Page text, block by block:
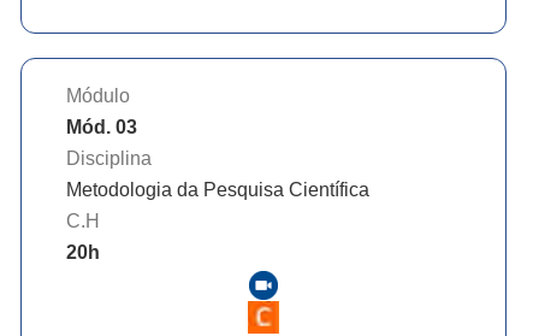
Módulo
Mód. 03
Disciplina
Metodologia da Pesquisa Científica
C.H
20h